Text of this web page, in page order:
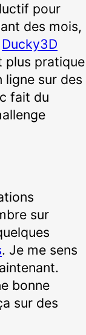
pour
des mois,
Ducky3D
plus pratique
ligne sur des
fait du
sur
. Je me sens
bonne
sur des